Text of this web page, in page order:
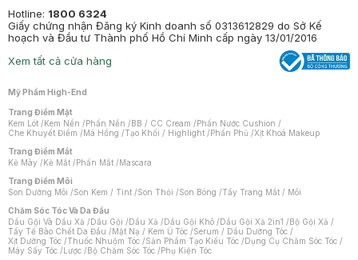
Hotline: 1800 6324
Giấy chứng nhận Đăng ký Kinh doanh số 0313612829 do Sở Kế
hoạch và Đầu tư Thành phố Hồ Chí Minh cấp ngày 13/01/2016
Xem tất cả cửa hàng
Mỹ Phẩm High-End
Trang Điểm Mặt
Kem Lót /Kem Nền /Phấn Nền /BB / CC Cream /Phấn Nước Cushion /
Che Khuyết Điểm /Má Hồng /Tạo Khối / Highlight /Phấn Phủ /Xịt Khoá Makeup
Trang Điểm Mắt
Kẻ Mày /Kẻ Mắt /Phấn Mắt /Mascara
Trang Điểm Môi
Son Dưỡng Môi /Son Kem / Tint /Son Thỏi /Son Bóng /Tẩy Trang Mắt / Môi
Chăm Sóc Tóc Và Da Đầu
Dầu Gội Và Dầu Xả /Dầu Gội /Dầu Xả /Dầu Gội Khô /Dầu Gội Xả 2in1 /Bộ Gội Xả /
Tẩy Tế Bào Chết Da Đầu /Mặt Nạ / Kem Ủ Tóc /Serum / Dầu Dưỡng Tóc /
Xịt Dưỡng Tóc /Thuốc Nhuộm Tóc /Sản Phẩm Tạo Kiểu Tóc /Dụng Cụ Chăm Sóc Tóc /
Máy Sấy Tóc /Lược /Bộ Chăm Sóc Tóc /Phụ Kiện Tóc